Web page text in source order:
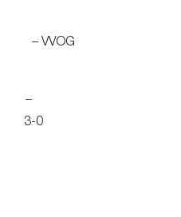
– VVOG
–
0